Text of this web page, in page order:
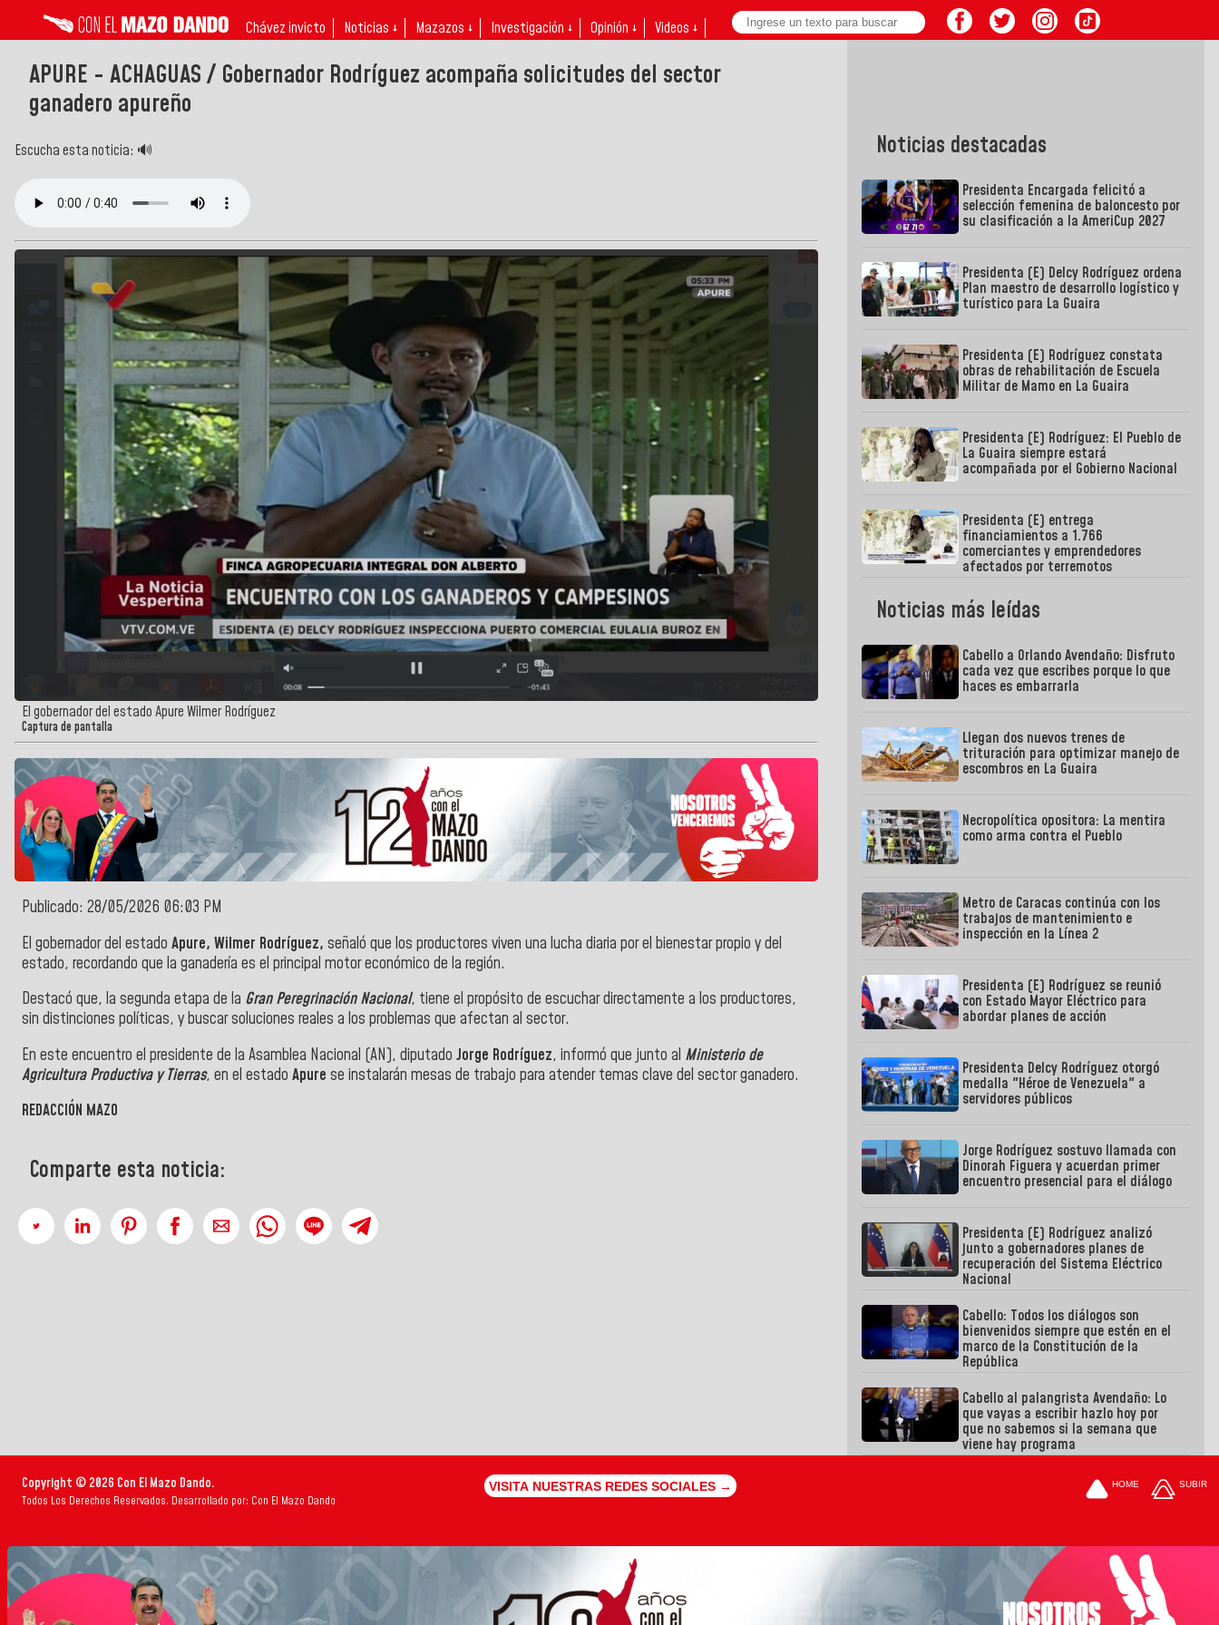
Chávez invicto Noticias ↓ Mazazos ↓ Investigación ↓ Opinión ↓ Videos ↓
APURE - ACHAGUAS / Gobernador Rodríguez acompaña solicitudes del sector
ganadero apureño
Escucha esta noticia: 🔊
El gobernador del estado Apure Wilmer Rodríguez
Captura de pantalla
Publicado: 28/05/2026 06:03 PM
El gobernador del estado Apure, Wilmer Rodríguez, señaló que los productores viven una lucha diaria por el bienestar propio y del
estado, recordando que la ganadería es el principal motor económico de la región.
Destacó que, la segunda etapa de la Gran Peregrinación Nacional, tiene el propósito de escuchar directamente a los productores,
sin distinciones políticas, y buscar soluciones reales a los problemas que afectan al sector.
En este encuentro el presidente de la Asamblea Nacional (AN), diputado Jorge Rodríguez, informó que junto al Ministerio de
Agricultura Productiva y Tierras, en el estado Apure se instalarán mesas de trabajo para atender temas clave del sector ganadero.
REDACCIÓN MAZO
Comparte esta noticia:
Noticias destacadas
Presidenta Encargada felicitó a
selección femenina de baloncesto por
su clasificación a la AmeriCup 2027
Presidenta (E) Delcy Rodríguez ordena
Plan maestro de desarrollo logístico y
turístico para La Guaira
Presidenta (E) Rodríguez constata
obras de rehabilitación de Escuela
Militar de Mamo en La Guaira
Presidenta (E) Rodríguez: El Pueblo de
La Guaira siempre estará
acompañada por el Gobierno Nacional
Presidenta (E) entrega
financiamientos a 1.766
comerciantes y emprendedores
afectados por terremotos
Noticias más leídas
Cabello a Orlando Avendaño: Disfruto
cada vez que escribes porque lo que
haces es embarrarla
Llegan dos nuevos trenes de
trituración para optimizar manejo de
escombros en La Guaira
Necropolítica opositora: La mentira
como arma contra el Pueblo
Metro de Caracas continúa con los
trabajos de mantenimiento e
inspección en la Línea 2
Presidenta (E) Rodríguez se reunió
con Estado Mayor Eléctrico para
abordar planes de acción
Presidenta Delcy Rodríguez otorgó
medalla "Héroe de Venezuela" a
servidores públicos
Jorge Rodríguez sostuvo llamada con
Dinorah Figuera y acuerdan primer
encuentro presencial para el diálogo
Presidenta (E) Rodríguez analizó
junto a gobernadores planes de
recuperación del Sistema Eléctrico
Nacional
Cabello: Todos los diálogos son
bienvenidos siempre que estén en el
marco de la Constitución de la
República
Cabello al palangrista Avendaño: Lo
que vayas a escribir hazlo hoy por
que no sabemos si la semana que
viene hay programa
Copyright © 2026 Con El Mazo Dando.
Todos Los Derechos Reservados. Desarrollado por: Con El Mazo Dando
VISITA NUESTRAS REDES SOCIALES → HOME SUBIR